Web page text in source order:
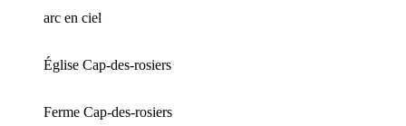
arc en ciel
Église Cap-des-rosiers
Ferme Cap-des-rosiers